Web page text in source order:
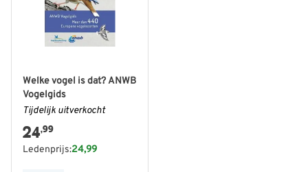
Welke vogel is dat? ANWB
Vogelgids
Tijdelijk uitverkocht
24,99
Ledenprijs:24,99